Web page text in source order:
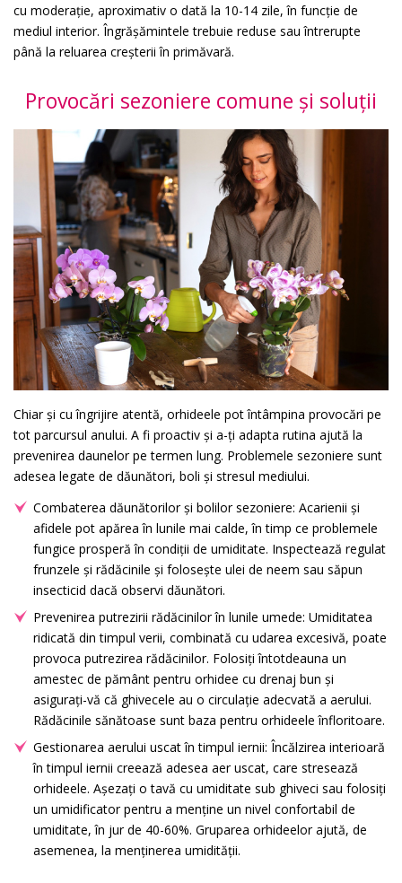
cu moderație, aproximativ o dată la 10-14 zile, în funcție de
mediul interior. Îngrășămintele trebuie reduse sau întrerupte
până la reluarea creșterii în primăvară.
Provocări sezoniere comune și soluții
Chiar și cu îngrijire atentă, orhideele pot întâmpina provocări pe
tot parcursul anului. A fi proactiv și a-ți adapta rutina ajută la
prevenirea daunelor pe termen lung. Problemele sezoniere sunt
adesea legate de dăunători, boli și stresul mediului.
Combaterea dăunătorilor și bolilor sezoniere: Acarienii și
afidele pot apărea în lunile mai calde, în timp ce problemele
fungice prosperă în condiții de umiditate. Inspectează regulat
frunzele și rădăcinile și folosește ulei de neem sau săpun
insecticid dacă observi dăunători.
Prevenirea putrezirii rădăcinilor în lunile umede: Umiditatea
ridicată din timpul verii, combinată cu udarea excesivă, poate
provoca putrezirea rădăcinilor. Folosiți întotdeauna un
amestec de pământ pentru orhidee cu drenaj bun și
asigurați-vă că ghivecele au o circulație adecvată a aerului.
Rădăcinile sănătoase sunt baza pentru orhideele înfloritoare.
Gestionarea aerului uscat în timpul iernii: Încălzirea interioară
în timpul iernii creează adesea aer uscat, care stresează
orhideele. Așezați o tavă cu umiditate sub ghiveci sau folosiți
un umidificator pentru a menține un nivel confortabil de
umiditate, în jur de 40-60%. Gruparea orhideelor ajută, de
asemenea, la menținerea umidității.